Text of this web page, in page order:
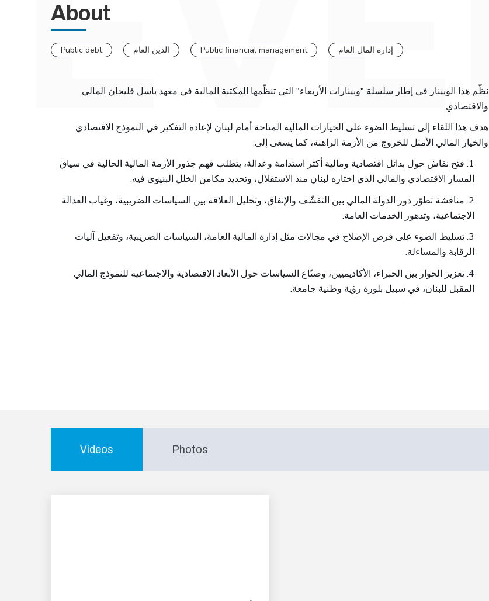
About
Public debt الدين العام Public financial management إدارة المال العام
نظّم هذا الوبينار في إطار سلسلة "وبينارات الأربعاء" التي تنظّمها المكتبة المالية في معهد باسل فليحان المالي
والاقتصادي.
هدف هذا اللقاء إلى تسليط الضوء على الخيارات المالية المتاحة أمام لبنان لإعادة التفكير في النموذج الاقتصادي
والخيار المالي الأمثل للخروج من الأزمة الراهنة، كما يسعى إلى:
1. فتح نقاش حول بدائل اقتصادية ومالية أكثر استدامة وعدالة، يتطلب فهم جذور الأزمة المالية الحالية في سياق
المسار الاقتصادي والمالي الذي اختاره لبنان منذ الاستقلال، وتحديد مكامن الخلل البنيوي فيه.
2. مناقشة تطوّر دور الدولة المالي بين التقشّف والإنفاق، وتحليل العلاقة بين السياسات الضريبية، وغياب العدالة
الاجتماعية، وتدهور الخدمات العامة.
3. تسليط الضوء على فرص الإصلاح في مجالات مثل إدارة المالية العامة، السياسات الضريبية، وتفعيل آليات
الرقابة والمساءلة.
4. تعزيز الحوار بين الخبراء، الأكاديميين، وصنّاع السياسات حول الأبعاد الاقتصادية والاجتماعية للنموذج المالي
المقبل للبنان، في سبيل بلورة رؤية وطنية جامعة.
Videos Photos